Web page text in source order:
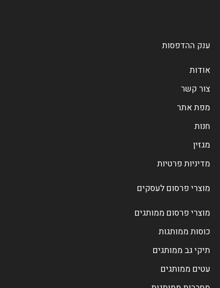
ענק ההדפסות
אודות
צור קשר
מפת אתר
חנות
מגזין
מדיניות פרטיות
מוצרי פרסום לעסקים
מוצרי פרסום ממותגים
כוסות ממותגות
תיקי גב ממותגים
עטים ממותגים